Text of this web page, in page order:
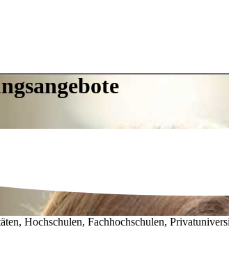
Hochschulen, Fachhochschulen,